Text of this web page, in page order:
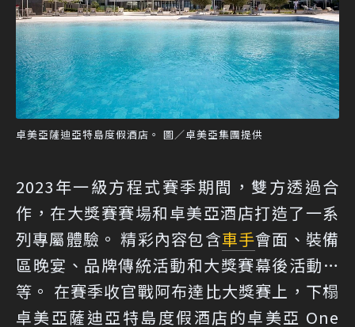
卓美亞薩迪亞特島度假酒店。 圖／卓美亞集團提供
2023年一級方程式賽季期間，雙方透過合
作，在大獎賽賽場和卓美亞酒店打造了一系
列專屬體驗。 精彩內容包含車手會面、裝備
區晚宴、品牌傳統活動和大獎賽幕後活動…
等。 在賽季收官戰阿布達比大獎賽上，下榻
卓美亞薩迪亞特島度假酒店的卓美亞 One